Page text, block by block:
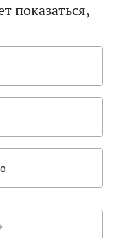
показаться,